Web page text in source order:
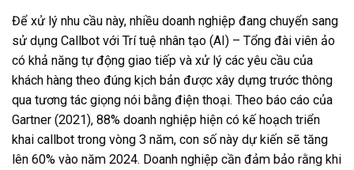
Để xử lý nhu cầu này, nhiều doanh nghiệp đang chuyển sang
sử dụng Callbot với Trí tuệ nhân tạo (AI) – Tổng đài viên ảo
có khả năng tự động giao tiếp và xử lý các yêu cầu của
khách hàng theo đúng kịch bản được xây dựng trước thông
qua tương tác giọng nói bằng điện thoại. Theo báo cáo của
Gartner (2021), 88% doanh nghiệp hiện có kế hoạch triển
khai callbot trong vòng 3 năm, con số này dự kiến ​​sẽ tăng
lên 60% vào năm 2024. Doanh nghiệp cần đảm bảo rằng khi